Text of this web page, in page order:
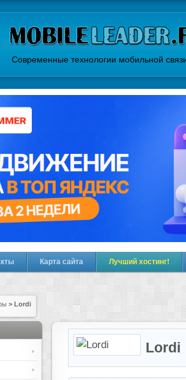
Современные технологии мобильной
Карта сайта Лучший хостинг!
> Lordi
Lordi